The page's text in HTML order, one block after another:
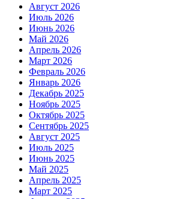
Август 2026
Июль 2026
Июнь 2026
Май 2026
Апрель 2026
Март 2026
Февраль 2026
Январь 2026
Декабрь 2025
Ноябрь 2025
Октябрь 2025
Сентябрь 2025
Август 2025
Июль 2025
Июнь 2025
Май 2025
Апрель 2025
Март 2025